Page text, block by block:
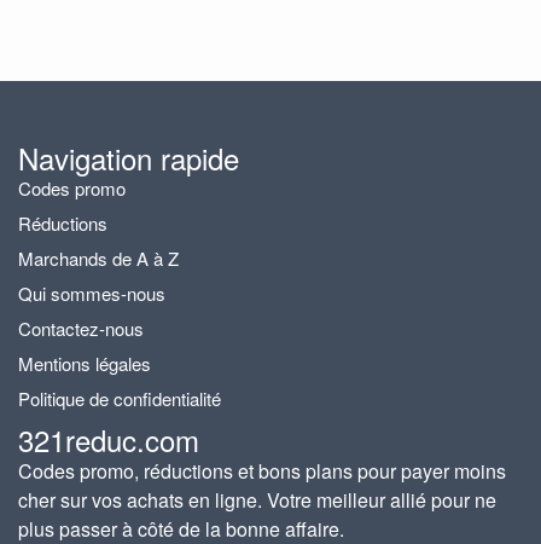
Navigation rapide
Codes promo
Réductions
Marchands de A à Z
Qui sommes-nous
Contactez-nous
Mentions légales
Politique de confidentialité
321reduc.com
Codes promo, réductions et bons plans pour payer moins
cher sur vos achats en ligne. Votre meilleur allié pour ne
plus passer à côté de la bonne affaire.